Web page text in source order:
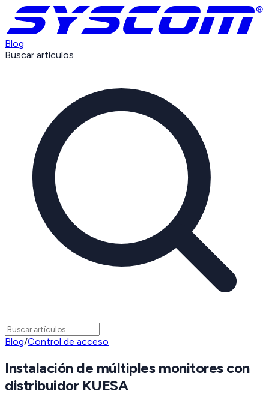
Blog
Buscar artículos
Blog/Control de acceso
Instalación de múltiples monitores con
distribuidor KUESA